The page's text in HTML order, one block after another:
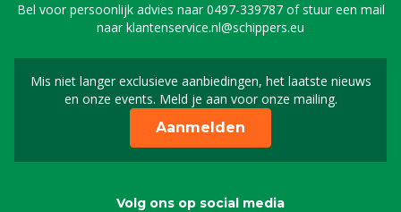
Bel voor persoonlijk advies naar0497-339787of stuur een mail
naarklantenservice.nl@schippers.eu
Mis niet langer exclusieve aanbiedingen, het laatste nieuws
en onze events. Meld je aan voor onze mailing.
Schrijf je in voor onze
Aanmelden
Volg ons op social media